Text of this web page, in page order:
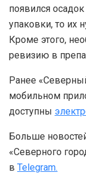
появился
упаковки, то их
Кроме этого,
ревизию в
Ранее
мобильном
доступны
Больше
«Северного
в Telegram.